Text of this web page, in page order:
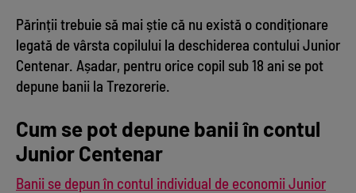
Părinții trebuie să mai știe că nu există o condiționare
legată de vârsta copilului la deschiderea contului Junior
Centenar. Așadar, pentru orice copil sub 18 ani se pot
depune banii la Trezorerie.
Cum se pot depune banii în contul
Junior Centenar
Banii se depun în contul individual de economii Junior